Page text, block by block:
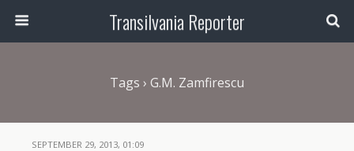
Transilvania Reporter
Tags › G.M. Zamfirescu
SEPTEMBER 29, 2013, 01:09